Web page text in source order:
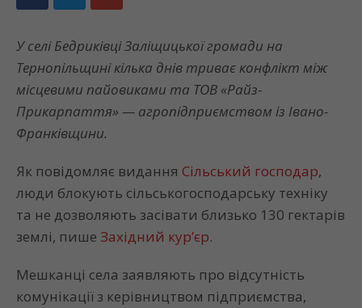
У селі Бедриківці Заліщицької громади на
Тернопільщині кілька днів триває конфлікт між
місцевими пайовиками та ТОВ «Райз-
Прикарпаття» — агропідприємством із Івано-
Франківщини.
Як повідомляє видання Сільський господар,
люди блокують сільськогосподарську техніку
та не дозволяють засівати близько 130 гектарів
землі, пише Західний кур’єр.
Мешканці села заявляють про відсутність
комунікації з керівництвом підприємства,